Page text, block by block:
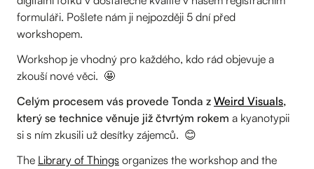
formuláři. Pošlete nám ji nejpozději 5 dní před
workshopem.
Workshop je vhodný pro každého, kdo rád objevuje a
zkouší nové věci. 🤩
Celým procesem vás provede Tonda z Weird Visuals,
který se technice věnuje již čtvrtým rokem a kyanotypii
si s ním zkusili už desítky zájemců. 😊
The Library of Things organizes the workshop and the